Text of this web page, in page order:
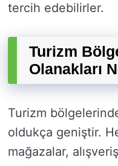
tercih edebilirler.
Turizm
Olanakları
Turizm
oldukça geniştir.
mağazalar,